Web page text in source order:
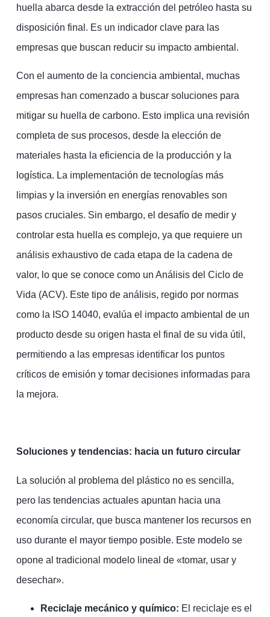
huella abarca desde la extracción del petróleo hasta su
disposición final. Es un indicador clave para las
empresas que buscan reducir su impacto ambiental.
Con el aumento de la conciencia ambiental, muchas
empresas han comenzado a buscar soluciones para
mitigar su huella de carbono. Esto implica una revisión
completa de sus procesos, desde la elección de
materiales hasta la eficiencia de la producción y la
logística. La implementación de tecnologías más
limpias y la inversión en energías renovables son
pasos cruciales. Sin embargo, el desafío de medir y
controlar esta huella es complejo, ya que requiere un
análisis exhaustivo de cada etapa de la cadena de
valor, lo que se conoce como un Análisis del Ciclo de
Vida (ACV). Este tipo de análisis, regido por normas
como la ISO 14040, evalúa el impacto ambiental de un
producto desde su origen hasta el final de su vida útil,
permitiendo a las empresas identificar los puntos
críticos de emisión y tomar decisiones informadas para
la mejora.
Soluciones y tendencias: hacia un futuro circular
La solución al problema del plástico no es sencilla,
pero las tendencias actuales apuntan hacia una
economía circular, que busca mantener los recursos en
uso durante el mayor tiempo posible. Este modelo se
opone al tradicional modelo lineal de «tomar, usar y
desechar».
Reciclaje mecánico y químico: El reciclaje es el